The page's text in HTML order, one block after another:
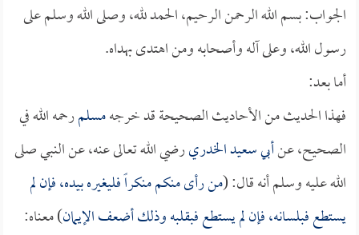
الجواب: بسم الله الرحمن الرحيم، الحمد لله، وصلى الله وسلم على
رسول الله، وعلى آله وأصحابه ومن اهتدى بهداه.
أما بعد:
فهذا الحديث من الأحاديث الصحيحة قد خرجهمسلمرحمه الله في
الصحيح، عنأبي سعيد الخدريرضي الله تعالى عنه، عن النبي صلى
الله عليه وسلم أنه قال: (من رأى منكم منكراً فليغيره بيده، فإن لم
يستطع فبلسانه، فإن لم يستطع فبقلبه وذلك أضعف الإيمان) معناه: